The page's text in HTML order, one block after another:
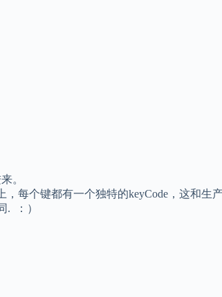
。
每个键都有一个独特的keyCode，这和生产
. ：）